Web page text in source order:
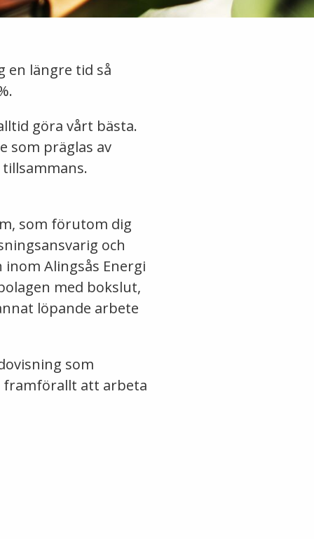
en längre tid så
göra vårt bästa.
som präglas av
som förutom dig
och
Alingsås Energi
med bokslut,
löpande arbete
som
framförallt att arbeta